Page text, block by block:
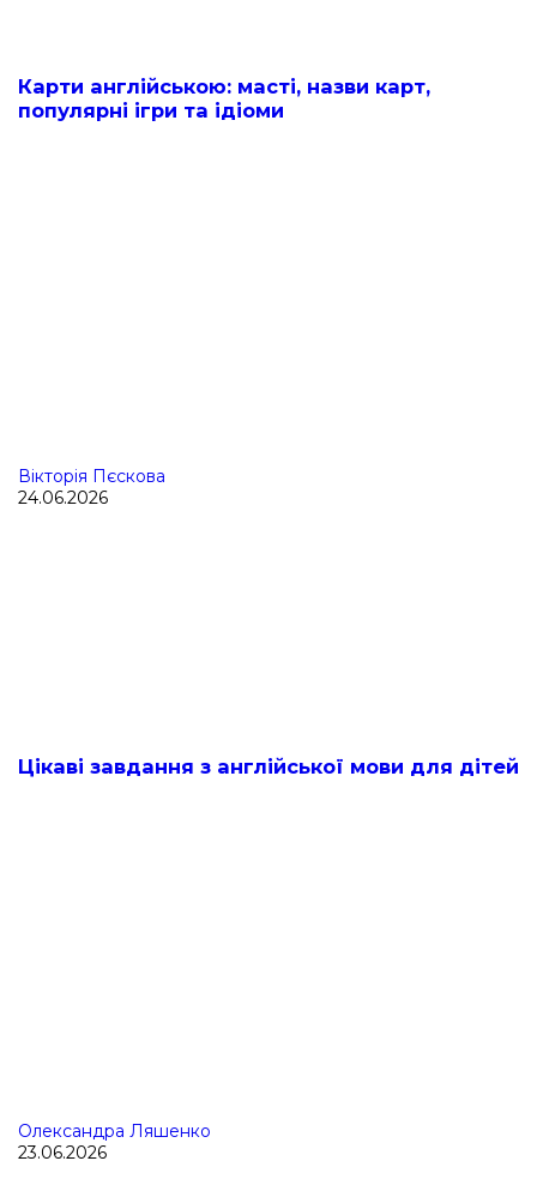
Карти англійською: масті, назви карт,
популярні ігри та ідіоми
Вікторія Пєскова
24.06.2026
Цікаві завдання з англійської мови для дітей
Олександра Ляшенко
23.06.2026